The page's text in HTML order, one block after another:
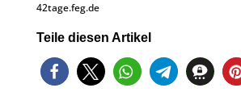
42tage.feg.de
Teile diesen Artikel